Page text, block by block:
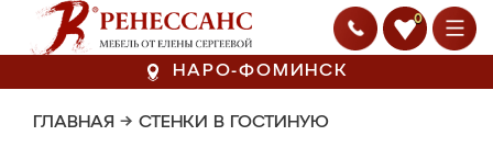
0
НАРО-ФОМИНСК
ГЛАВНАЯ → СТЕНКИ В ГОСТИНУЮ